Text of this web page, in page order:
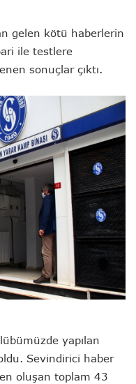
gelen kötü haberlerin
ile testlere
sonuçlar çıktı.
yapılan
Sevindirici haber
oluşan toplam 43